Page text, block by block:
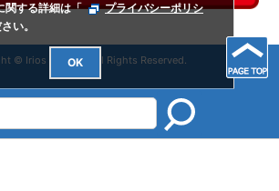
© Irios Co., Ltd. All Rights Reserved.
関する詳細は「
プライバシーポリシ
い。
OK